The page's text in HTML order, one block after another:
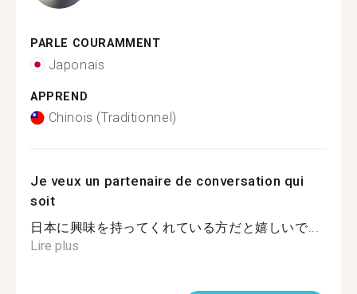
PARLE COURAMMENT
Japonais
APPREND
Chinois (Traditionnel)
Je veux un partenaire de conversation qui
soit
日本に興味を持ってくれている方だと嬉しいで...
Lire plus